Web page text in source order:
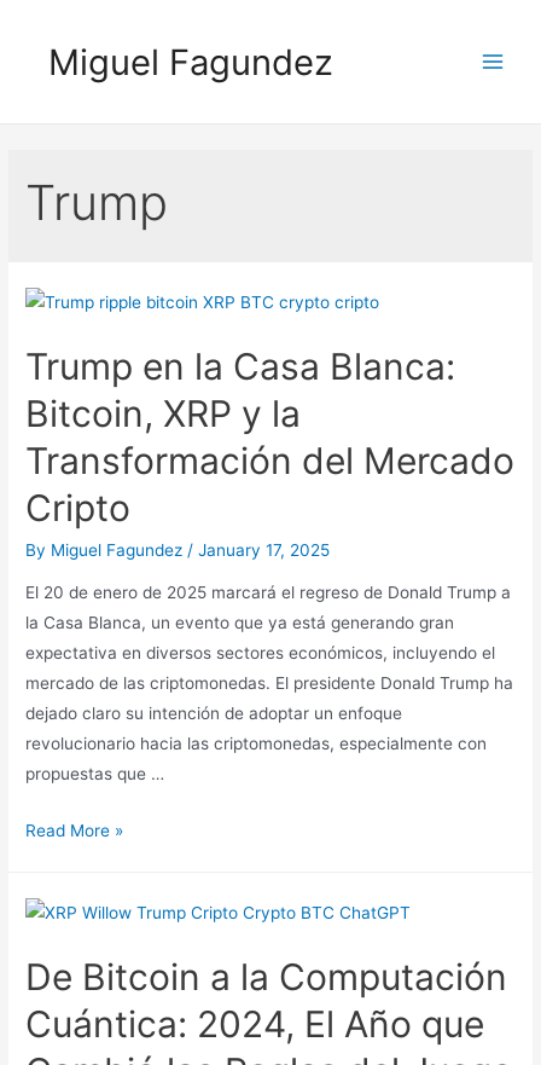
contentMiguel Fagundez
Trump
Trump en la Casa Blanca:
Bitcoin, XRP y la
Transformación del Mercado
Cripto
By Miguel Fagundez /January 17, 2025
El 20 de enero de 2025 marcará el regreso de Donald Trump a
la Casa Blanca, un evento que ya está generando gran
expectativa en diversos sectores económicos, incluyendo el
mercado de las criptomonedas. El presidente Donald Trump ha
dejado claro su intención de adoptar un enfoque
revolucionario hacia las criptomonedas, especialmente con
propuestas que …
Trump
Casa
Bitcoin,
XRP
y
Read More »
De Bitcoin a la Computación
Cuántica: 2024, El Año que